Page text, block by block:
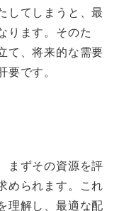
してしまうと、最
ります。そのた
て、将来的な需要
です。
まずその資源を評
められます。これ
理解し、最適な配